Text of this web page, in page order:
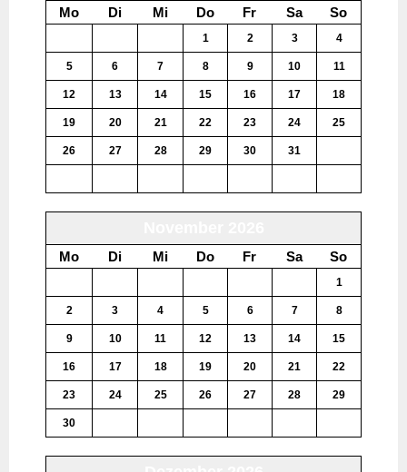
Mo Di Mi Do Fr Sa So
1 2 3 4
5 6 7 8 9 10 11
12 13 14 15 16 17 18
19 20 21 22 23 24 25
26 27 28 29 30 31
Mo Di Mi Do Fr Sa So
1
2 3 4 5 6 7 8
9 10 11 12 13 14 15
16 17 18 19 20 21 22
23 24 25 26 27 28 29
30